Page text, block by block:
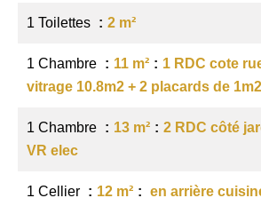
1 Toilettes 2 m²
1 Chambre 11 m²
1 RDC cote
vitrage 10.8m2 + 2 placards de 1m2
1 Chambre 13 m²
2 RDC côté
VR elec
1 Cellier 12 m²
en arrière